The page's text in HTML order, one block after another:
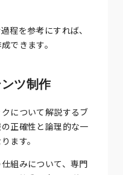
程を参考にすれば、
できます。
ツ制作
について解説するブ
正確性と論理的な一
ます。
組みについて、専門